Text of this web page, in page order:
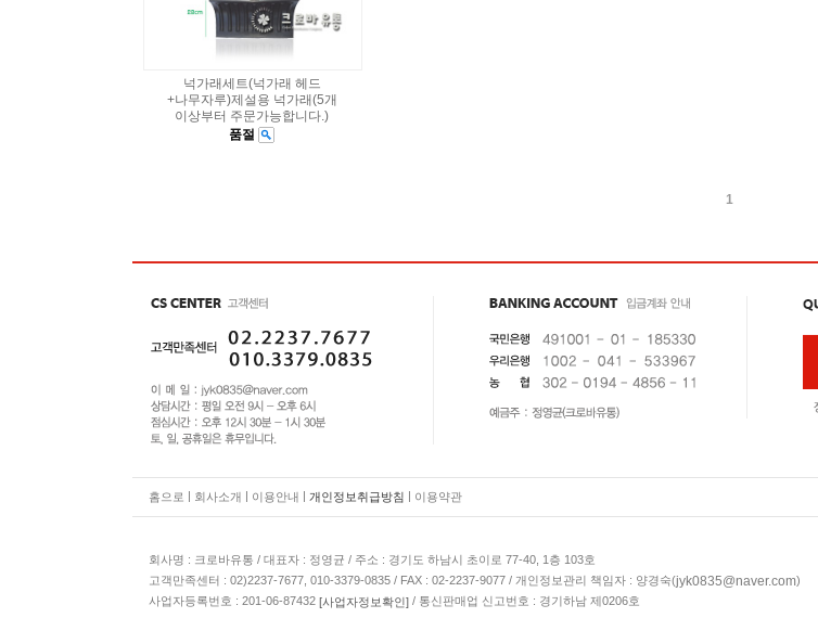
넉가래세트(넉가래 헤드
+나무자루)제설용 넉가래(5개
이상부터 주문가능합니다.)
품절
1
홈으로 회사소개 이용안내 개인정보취급방침 이용약관
회사명 : 크로바유통 / 대표자 : 정영균 / 주소 : 경기도 하남시 초이로 77-40, 1층 103호
고객만족센터 : 02)2237-7677, 010-3379-0835 / FAX : 02-2237-9077 / 개인정보관리 책임자 : 양경숙(jyk0835@naver.com)
사업자등록번호 : 201-06-87432 [사업자정보확인] / 통신판매업 신고번호 : 경기하남 제0206호